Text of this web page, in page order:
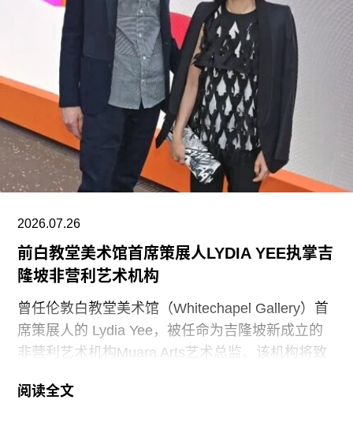
根据这一行政令，新的指示牌将告知参观者，博物
馆现有展览“应予以改造”，以符合政府近期发布的
题为《拯救美国的故事：史密森尼学会美国国家历
史博物馆如何因意识形态操控而抹杀我们的历史遗
产》的报告。指示牌还将“引导游客前往能够获取关
于美国历史准确信息的地点和资源”。不过政府并未
具体说明其认可的具体地点或资源为何。
该行政令还指责博物馆在美国建国250周年之际未
部长“在由国家公园管理局维护的人行道、步道及其
他公共场所设置临时展览或标识，以纠正博物馆内
呈现的不准确信息”。
史密森尼学会尚未就行政令发表公开评论。上周，
哈蒂格出席了一场国会听证会，期间
2026.07.26
前白教堂美术馆首席策展人LYDIA YEE执掌吉
隆坡非营利艺术机构
曾任伦敦白教堂美术馆（Whitechapel Gallery）首
席策展人的 Lydia Yee，被任命为吉隆坡新成立的
非营利艺术机构Muara Arts艺术总监。该机构将致
正式开幕。与美术馆配套建设的一座表演艺术剧场
阅读全文